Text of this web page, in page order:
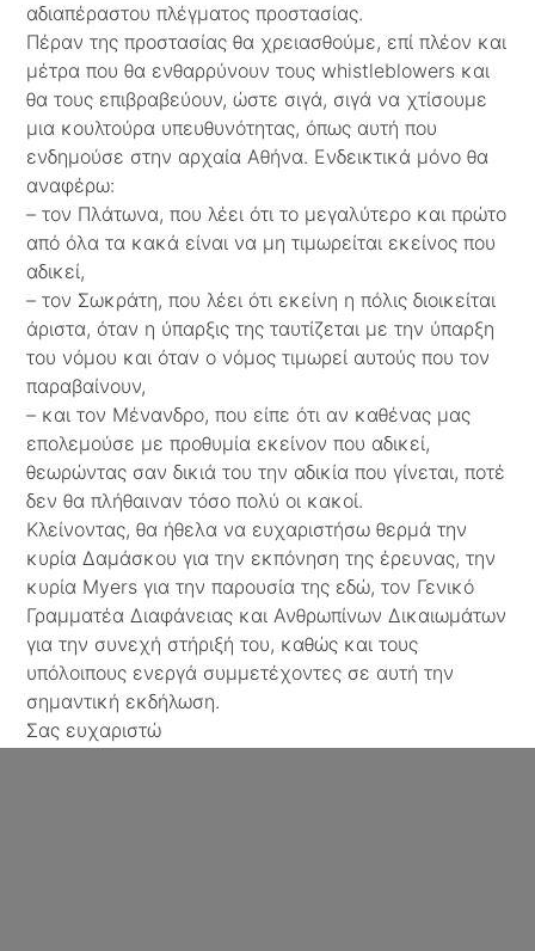
αδιαπέραστου πλέγματος προστασίας.
Πέραν της προστασίας θα χρειασθούμε, επί πλέον και
μέτρα που θα ενθαρρύνουν τους whistleblowers και
θα τους επιβραβεύουν, ώστε σιγά, σιγά να χτίσουμε
μια κουλτούρα υπευθυνότητας, όπως αυτή που
ενδημούσε στην αρχαία Αθήνα. Ενδεικτικά μόνο θα
αναφέρω:
– τον Πλάτωνα, που λέει ότι το μεγαλύτερο και πρώτο
από όλα τα κακά είναι να μη τιμωρείται εκείνος που
αδικεί,
– τον Σωκράτη, που λέει ότι εκείνη η πόλις διοικείται
άριστα, όταν η ύπαρξις της ταυτίζεται με την ύπαρξη
του νόμου και όταν ο νόμος τιμωρεί αυτούς που τον
παραβαίνουν,
– και τον Μένανδρο, που είπε ότι αν καθένας μας
επολεμούσε με προθυμία εκείνον που αδικεί,
θεωρώντας σαν δικιά του την αδικία που γίνεται, ποτέ
δεν θα πλήθαιναν τόσο πολύ οι κακοί.
Κλείνοντας, θα ήθελα να ευχαριστήσω θερμά την
κυρία Δαμάσκου για την εκπόνηση της έρευνας, την
κυρία Myers για την παρουσία της εδώ, τον Γενικό
Γραμματέα Διαφάνειας και Ανθρωπίνων Δικαιωμάτων
για την συνεχή στήριξή του, καθώς και τους
υπόλοιπους ενεργά συμμετέχοντες σε αυτή την
σημαντική εκδήλωση.
Σας ευχαριστώ